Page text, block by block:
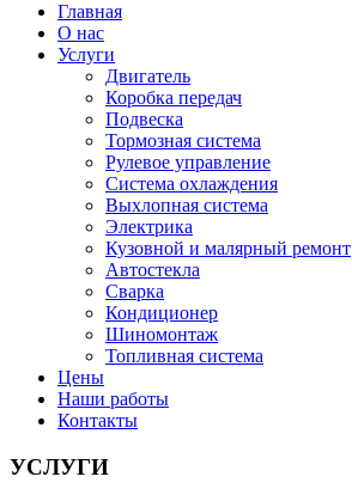
Главная
О нас
Услуги
Двигатель
Коробка передач
Подвеска
Тормозная система
Рулевое управление
Система охлаждения
Выхлопная система
Электрика
Кузовной и малярный ремонт
Автостекла
Сварка
Кондиционер
Шиномонтаж
Топливная система
Цены
Наши работы
Контакты
УСЛУГИ